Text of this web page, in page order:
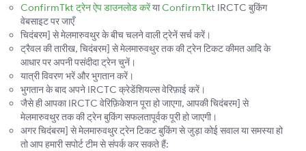
ConfirmTkt ट्रेन ऐप डाउनलोड करेंयाConfirmTkt IRCTC बुकिंग
वेबसाइट पर जाएँ
चिदंबरम] से मेलमारुवथुर के बीच चलने वाली ट्रेनें सर्च करें।
ट्रैवल की तारीख, चिदंबरम] से मेलमारुवथुर तक की ट्रेन टिकट कीमत आदि के
आधार पर अपनी पसंदीदा ट्रेन चुनें।
यात्री विवरण भरें और भुगतान करें।
भुगतान के बाद अपने IRCTC क्रेडेंशियल्स वेरिफ़ाई करें।
जैसे ही आपका IRCTC वेरिफ़िकेशन पूरा हो जाएगा, आपकी चिदंबरम] से
मेलमारुवथुर तक की ट्रेन बुकिंग सफलतापूर्वक पूरी हो जाएगी।
अगर चिदंबरम] से मेलमारुवथुर ट्रेन टिकट बुकिंग से जुड़ा कोई सवाल या समस्या हो
तो आप हमारी सपोर्ट टीम से संपर्क कर सकते हैं: